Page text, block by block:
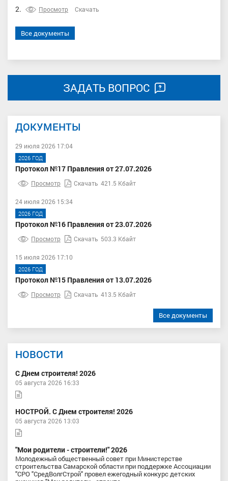
2. Просмотр Скачать
Все документы
ЗАДАТЬ ВОПРОС
ДОКУМЕНТЫ
29 июля 2026 17:04
2026 ГОД
Протокол №17 Правления от 27.07.2026
Просмотр Скачать 421.5 Кбайт
24 июля 2026 15:34
2026 ГОД
Протокол №16 Правления от 23.07.2026
Просмотр Скачать 503.3 Кбайт
15 июля 2026 17:10
2026 ГОД
Протокол №15 Правления от 13.07.2026
Просмотр Скачать 413.5 Кбайт
Все документы
НОВОСТИ
С Днем строителя! 2026
05 августа 2026 16:33
НОСТРОЙ. С Днем строителя! 2026
05 августа 2026 13:03
"Мои родители - строители!" 2026
Молодежный общественный совет при Министерстве
строительства Самарской области при поддержке Ассоциации
"СРО "СредВолгСтрой" провел ежегодный конкурс детских